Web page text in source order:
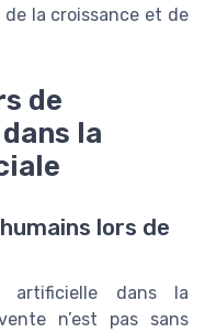
la croissance et de
de
la
lors de
artificielle dans la
n’est pas sans